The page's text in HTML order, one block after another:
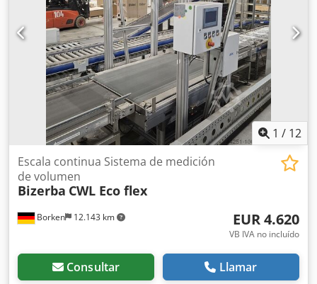
1 / 12
Borken 12.143 km
Escala continua Sistema de medición
de volumen
Bizerba CWL Eco flex
EUR 4.620
VB IVA no incluído
Consultar Llamar